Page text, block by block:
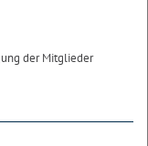
der Mitglieder